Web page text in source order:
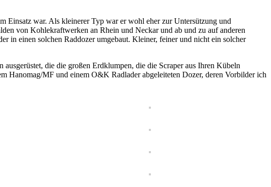
Einsatz war. Als kleinerer Typ war er wohl eher zur Untersützung und
von Kohlekraftwerken an Rhein und Neckar und ab und zu auf anderen
in einen solchen Raddozer umgebaut. Kleiner, feiner und nicht ein solcher
die die großen Erdklumpen, die die Scraper aus Ihren Kübeln
Hanomag/MF und einem O&K Radlader abgeleiteten Dozer, deren Vorbilder ich